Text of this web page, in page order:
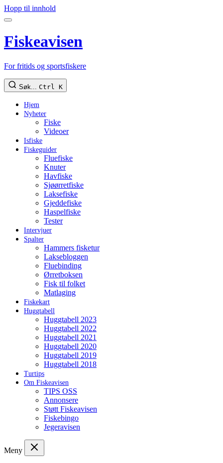
Hopp til innhold
Fiskeavisen
For fritids og sportsfiskere
Søk... Ctrl K
Hjem
Nyheter
Fiske
Videoer
Isfiske
Fiskeguider
Fluefiske
Knuter
Havfiske
Sjøørretfiske
Laksefiske
Gjeddefiske
Haspelfiske
Tester
Intervjuer
Spalter
Hammers fisketur
Laksebloggen
Fluebinding
Ørretboksen
Fisk til folket
Matlaging
Fiskekart
Huggtabell
Huggtabell 2023
Huggtabell 2022
Huggtabell 2021
Huggtabell 2020
Huggtabell 2019
Huggtabell 2018
Turtips
Om Fiskeavisen
TIPS OSS
Annonsere
Støtt Fiskeavisen
Fiskebingo
Jegeravisen
Meny